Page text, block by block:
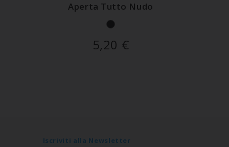
Aperta Tutto Nudo
5,20 €
Iscriviti alla Newsletter